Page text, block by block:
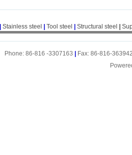
Stainless steel Tool steel Structural steel
Phone: 86-816 -3307163
Fax: 86-816-